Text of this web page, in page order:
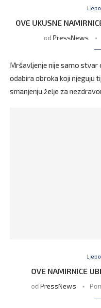
OVE UKUSNE
od PressNews
Mršavljenje nije samo stvar
odabira obroka koji njeguju
smanjenju želje za
OVE NAMIRNICE
od PressNews